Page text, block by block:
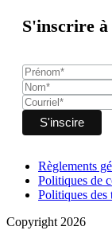
S'inscrire
Règlements
Politiques de
Politiques des
Copyright 2026